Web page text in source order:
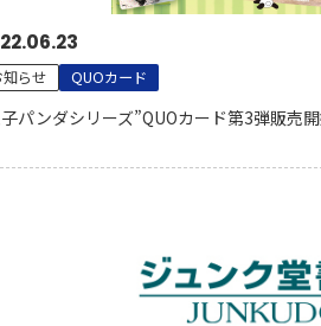
知らせ QUOカード
パンダシリーズ”QUOカード第3弾販売開